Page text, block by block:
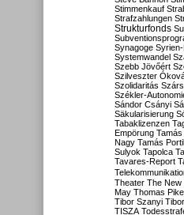
Stimmenkauf
Strafzahlungen
Strukturfonds
Synagoge
Systemwandel
Szebb Jövőért
Szilveszter
Szolidaritás
Székler-
Sándor Csányi
Säkularisierung
Tabaklizenzen
Empörung
Nagy Tamás
Sulyok Tapolca
Tavares-Report
Theater The New
May Thomas
Tibor Szanyi
TISZA